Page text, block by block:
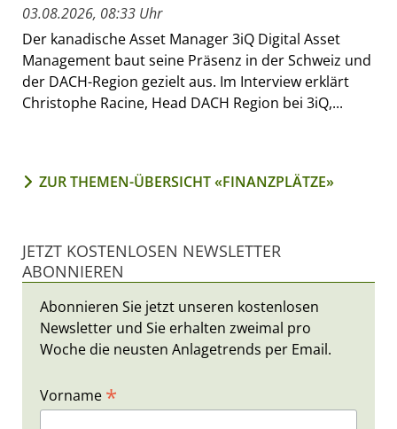
03.08.2026, 08:33 Uhr
Der kanadische Asset Manager 3iQ Digital Asset
Management baut seine Präsenz in der Schweiz und
der DACH-Region gezielt aus. Im Interview erklärt
Christophe Racine, Head DACH Region bei 3iQ,...
ZUR THEMEN-ÜBERSICHT «FINANZPLÄTZE»
JETZT KOSTENLOSEN NEWSLETTER
ABONNIEREN
Abonnieren Sie jetzt unseren kostenlosen
Newsletter und Sie erhalten zweimal pro
Woche die neusten Anlagetrends per Email.
Vorname *